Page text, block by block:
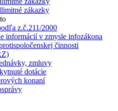
zákazky
z.č.211/2000
informácií v zmysle infozákona
činnosti
zmluvy
dotácie
konaní